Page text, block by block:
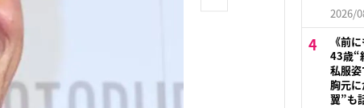
2026/
《前
43歳“
私服
胸元
翼”も